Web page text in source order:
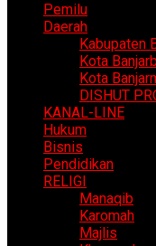
Pemilu
Daerah
Kabupaten
Kota
Kota
DISHUT
KANAL-LINE
Hukum
Bisnis
Pendidikan
RELIGI
Manaqib
Karomah
Majlis